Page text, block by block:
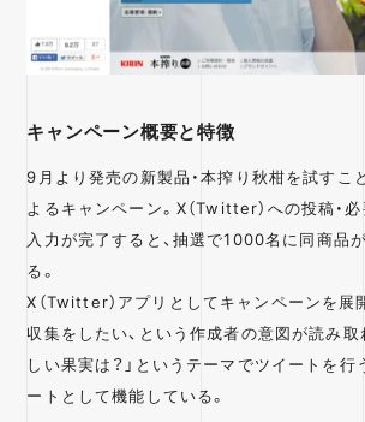
キャンペーン概要と特徴
9月より発売の新製品・本搾り秋柑を試すこ
よるキャンペーン。X（Twitter）への投稿・
入力が完了すると、抽選で1000名に同商品
る。
X（Twitter）アプリとしてキャンペーンを展
収集をしたい、という作成者の意図が読み取
しい果実は？」というテーマでツイートを行
ートとして機能している。